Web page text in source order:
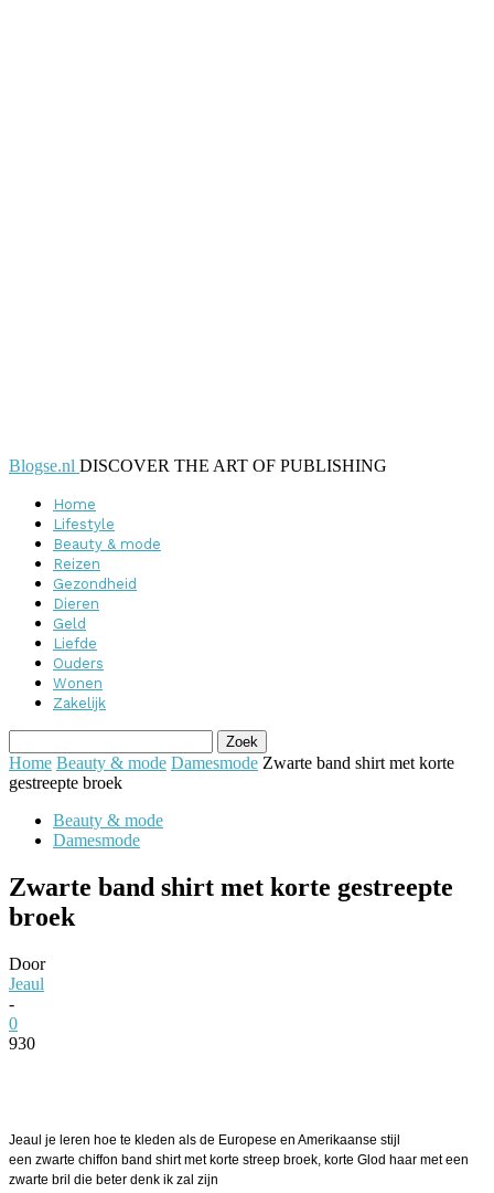
Blogse.nl DISCOVER THE ART OF PUBLISHING
Home
Lifestyle
Beauty & mode
Reizen
Gezondheid
Dieren
Geld
Liefde
Ouders
Wonen
Zakelijk
Home Beauty & mode Damesmode Zwarte band shirt met korte
gestreepte broek
Beauty & mode
Damesmode
Zwarte band shirt met korte gestreepte
broek
Door
Jeaul
-
0
930
Jeaul je leren hoe te kleden als de Europese en Amerikaanse stijl
een zwarte chiffon band shirt met korte streep broek, korte Glod haar met een
zwarte bril die beter denk ik zal zijn